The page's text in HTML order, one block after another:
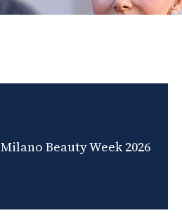
Milano Beauty Week 2026